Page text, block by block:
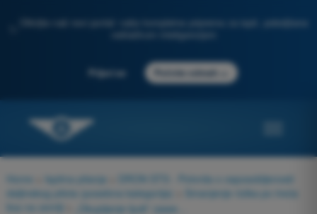
Otkrijte naš novi portal: vaša kompletna priprema za ispit, poboljšana
Prijavi se Počnite odmah
Home Ispitna pitanja
DRON STS - Potvrda o osposobljenosti
daljinskog pilota (posebna kategorija)
Smanjenje rizika po treća